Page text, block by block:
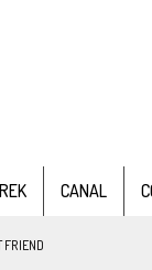
CANAL
FRIEND